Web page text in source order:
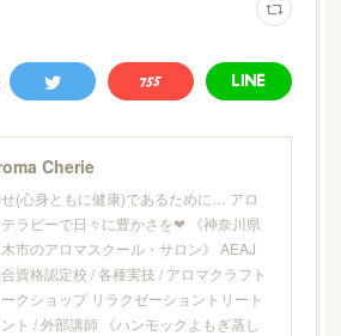
Cherie
(心身ともに健康)であるために… アロ
ラピーで日々に豊かさを❤︎ 《神奈川県
市のアロマスクール・サロン》 AEAJ
資格認定校 / 各種実技 / アロマクラフト
クショップ リラクゼーショントリート
ント / 外部講師 《ハンモックよもぎ蒸し